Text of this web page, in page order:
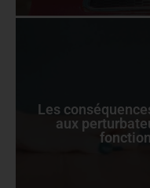
Les
aux